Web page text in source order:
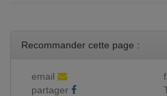
Recommander cette page :
email
partager